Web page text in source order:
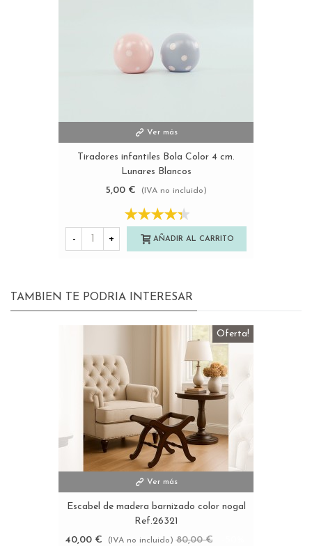
Ver más
Tiradores infantiles Bola Color 4 cm.
Lunares Blancos
5,00 €
(IVA no incluido)
- + AÑADIR AL CARRITO
TAMBIEN TE PODRIA INTERESAR
Oferta!
Ver más
Escabel de madera barnizado color nogal
Ref.26321
40,00 €
(IVA no incluido) 80,00 €